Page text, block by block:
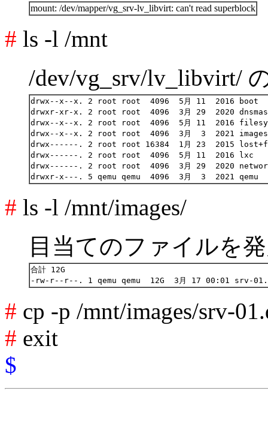
mount: /dev/mapper/vg_srv-lv_libvirt: can't read superblock
# ls -l /mnt
/dev/vg_srv/lv_libvirt/
drwx--x--x. 2 root root  4096  5月 11  2016 boot
drwxr-xr-x. 2 root root  4096  3月 29  2020
drwx--x--x. 2 root root  4096  5月 11  2016
drwx--x--x. 2 root root  4096  3月  3  2021 images
drwx------. 2 root root 16384  1月 23  2015
drwx------. 2 root root  4096  5月 11  2016 lxc
drwx------. 2 root root  4096  3月 29  2020
# ls -l /mnt/images/
目当てのファイルを
合計 12G
# cp -p /mnt/images/srv-
# exit
$